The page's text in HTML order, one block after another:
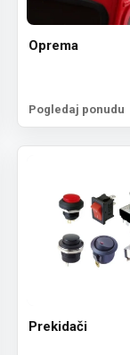
Oprema
Pogledaj ponudu
Prekidači